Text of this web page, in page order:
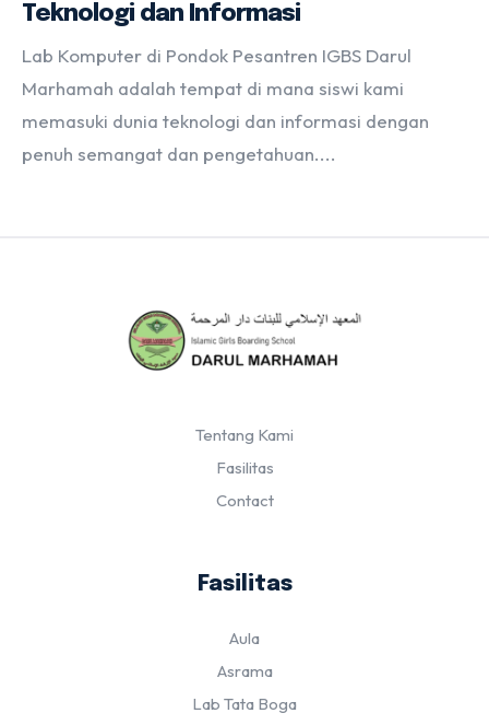
Teknologi dan Informasi
Lab Komputer di Pondok Pesantren IGBS Darul
Marhamah adalah tempat di mana siswi kami
memasuki dunia teknologi dan informasi dengan
penuh semangat dan pengetahuan....
Tentang Kami
Fasilitas
Contact
Fasilitas
Aula
Asrama
Lab Tata Boga